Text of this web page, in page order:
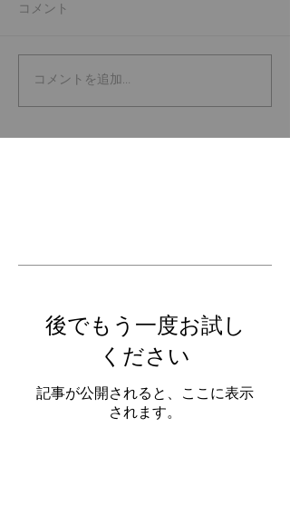
コメント
コメントを追加…
後でもう一度お試し
ください
記事が公開されると、ここに表示
されます。